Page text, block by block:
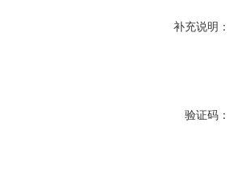
补充说明：
验证码：